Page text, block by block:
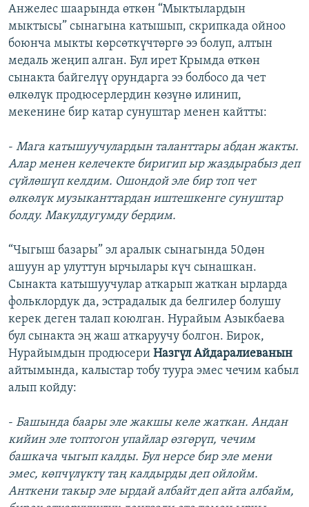
Анжелес шаарында өткөн “Мыктылардын
мыктысы” сынагына катышып, скрипкада ойноо
боюнча мыкты көрсөткүчтөргө ээ болуп, алтын
медаль жеңип алган. Бул ирет Крымда өткөн
сынакта байгелүү орундарга ээ болбосо да чет
өлкөлүк продюсерлердин көзүнө илинип,
мекенине бир катар сунуштар менен кайтты:
- Мага катышуучулардын таланттары абдан жакты.
Алар менен келечекте биригип ыр жаздырабыз деп
сүйлөшүп келдим. Ошондой эле бир топ чет
өлкөлүк музыканттардан иштешкенге сунуштар
болду. Макулдугумду бердим.
“Чыгыш базары” эл аралык сынагында 50дөн
ашуун ар улуттун ырчылары күч сынашкан.
Сынакта катышуучулар аткарып жаткан ырларда
фольклордук да, эстрадалык да белгилер болушу
керек деген талап коюлган. Нурайым Азыкбаева
бул сынакта эң жаш аткаруучу болгон. Бирок,
Нурайымдын продюсери Назгүл Айдаралиеванын
айтымында, калыстар тобу туура эмес чечим кабыл
алып койду:
- Башында баары эле жакшы келе жаткан. Андан
кийин эле топтогон упайлар өзгөрүп, чечим
башкача чыгып калды. Бул нерсе бир эле мени
эмес, көпчүлүктү таң калдырды деп ойлойм.
Анткени такыр эле ырдай албайт деп айта албайм,